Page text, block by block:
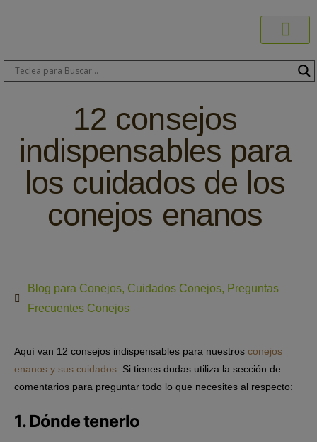
12 consejos
indispensables para
los cuidados de los
conejos enanos
Blog para Conejos, Cuidados Conejos, Preguntas
Frecuentes Conejos
Aquí van 12 consejos indispensables para nuestros conejos
enanos y sus cuidados . Si tienes dudas utiliza la sección de
comentarios para preguntar todo lo que necesites al respecto:
1. Dónde tenerlo